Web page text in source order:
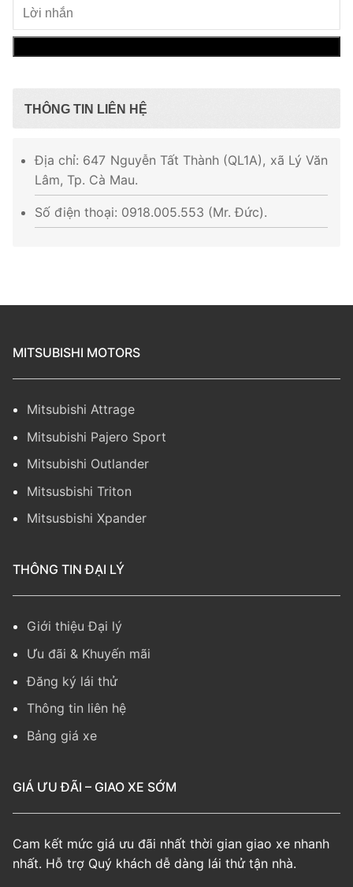
THÔNG TIN LIÊN HỆ
Địa chỉ: 647 Nguyễn Tất Thành (QL1A), xã Lý Văn
Lâm, Tp. Cà Mau.
Số điện thoại: 0918.005.553 (Mr. Đức).
MITSUBISHI MOTORS
Mitsubishi Attrage
Mitsubishi Pajero Sport
Mitsubishi Outlander
Mitsusbishi Triton
Mitsusbishi Xpander
THÔNG TIN ĐẠI LÝ
Giới thiệu Đại lý
Ưu đãi & Khuyến mãi
Đăng ký lái thử
Thông tin liên hệ
Bảng giá xe
GIÁ ƯU ĐÃI – GIAO XE SỚM
Cam kết mức giá ưu đãi nhất thời gian giao xe nhanh
nhất. Hỗ trợ Quý khách dễ dàng lái thử tận nhà.